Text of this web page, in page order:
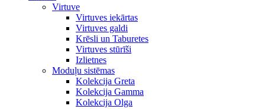
Virtuve
Virtuves iekārtas
Virtuves galdi
Krēsli un Taburetes
Virtuves stūrīši
Izlietnes
Moduļu sistēmas
Kolekcija Greta
Kolekcija Gamma
Kolekcija Olga